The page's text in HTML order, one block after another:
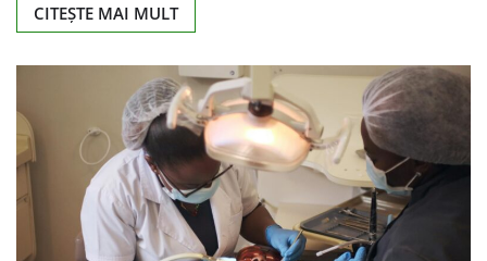
CITEȘTE MAI MULT